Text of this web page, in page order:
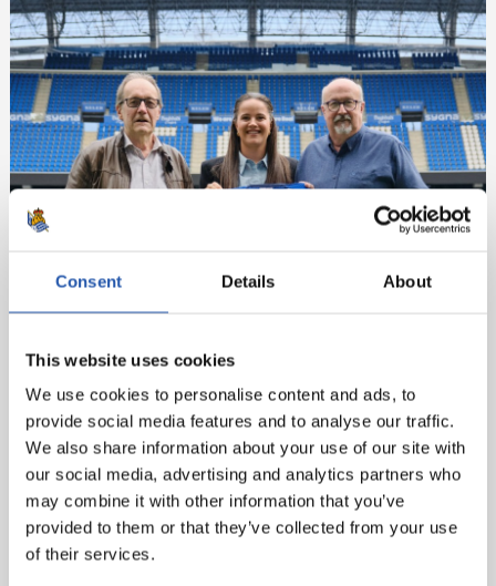
Consent Details About
This website uses cookies
We use cookies to personalise content and ads, to
provide social media features and to analyse our traffic.
We also share information about your use of our site with
our social media, advertising and analytics partners who
may combine it with other information that you’ve
provided to them or that they’ve collected from your use
of their services.